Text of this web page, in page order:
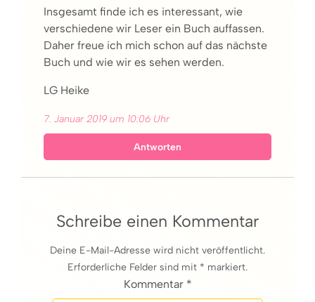
Insgesamt finde ich es interessant, wie
verschiedene wir Leser ein Buch auffassen.
Daher freue ich mich schon auf das nächste
Buch und wie wir es sehen werden.
LG Heike
7. Januar 2019 um 10:06 Uhr
Antworten
Schreibe einen Kommentar
Deine E-Mail-Adresse wird nicht veröffentlicht.
Erforderliche Felder sind mit * markiert.
Kommentar *